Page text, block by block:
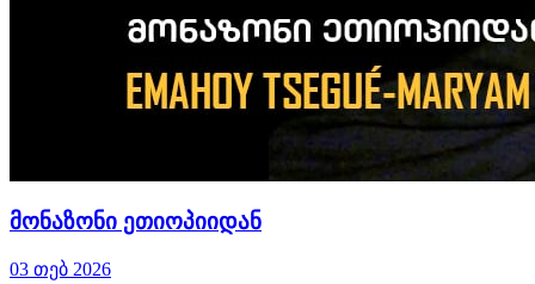
მონაზონი ეთიოპიიდან
03 თებ 2026